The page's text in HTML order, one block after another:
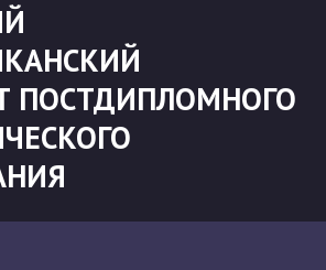
ПОСТДИПЛОМНОГО